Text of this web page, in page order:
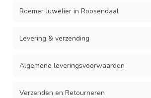
Roemer Juwelier in Roosendaal
Levering & verzending
Algemene leveringsvoorwaarden
Verzenden en Retourneren